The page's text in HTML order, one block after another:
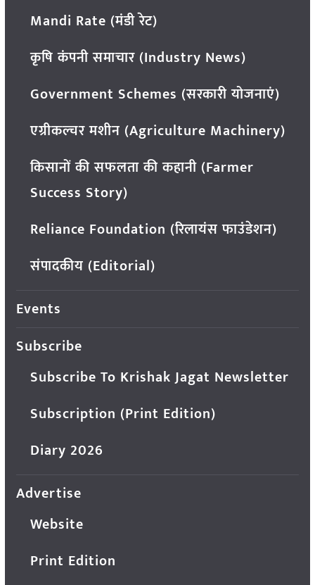
Mandi Rate (मंडी रेट)
कृषि कंपनी समाचार (Industry News)
Government Schemes (सरकारी योजनाएं)
एग्रीकल्चर मशीन (Agriculture Machinery)
किसानों की सफलता की कहानी (Farmer
Success Story)
Reliance Foundation (रिलायंस फाउंडेशन)
संपादकीय (Editorial)
Events
Subscribe
Subscribe To Krishak Jagat Newsletter
Subscription (Print Edition)
Diary 2026
Advertise
Website
Print Edition